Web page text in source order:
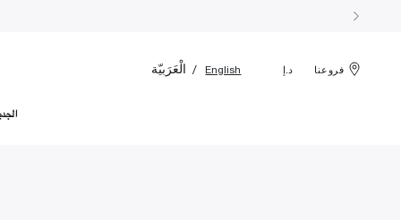
فروعنا د.إ English الْعَرَبيّة